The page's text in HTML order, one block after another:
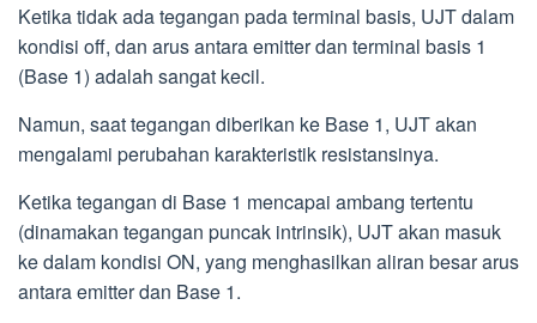
Ketika tidak ada tegangan pada terminal basis, UJT dalam
kondisi off, dan arus antara emitter dan terminal basis 1
(Base 1) adalah sangat kecil.
Namun, saat tegangan diberikan ke Base 1, UJT akan
mengalami perubahan karakteristik resistansinya.
Ketika tegangan di Base 1 mencapai ambang tertentu
(dinamakan tegangan puncak intrinsik), UJT akan masuk
ke dalam kondisi ON, yang menghasilkan aliran besar arus
antara emitter dan Base 1.